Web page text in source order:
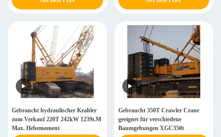
Gebraucht hydraulischer Krahler
zum Verkauf 220T 242kW 1239t.M
Max. Hebemoment
Gebraucht 350T Crawler Crane
geeignet für verschiedene
Baumgebungen XGC350t